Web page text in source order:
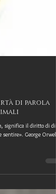
di parola
significa il diritto di dire